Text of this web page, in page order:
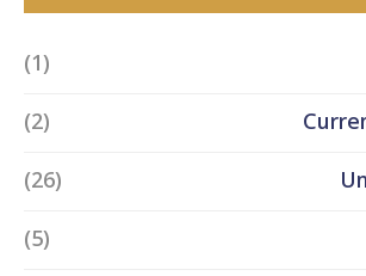
(1)
(2)
(26)
(5)